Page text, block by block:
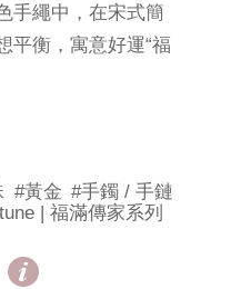
手繩中，在宋式簡
平衡，寓意好運“福
#黃金 #手鐲 / 手鏈
| 福滿傳家系列
